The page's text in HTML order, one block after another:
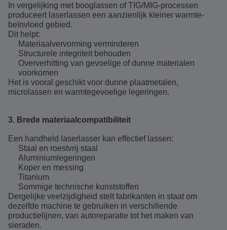
In vergelijking met booglassen of TIG/MIG-processen
produceert laserlassen een aanzienlijk kleiner warmte-
beïnvloed gebied.
Dit helpt:
Materiaalvervorming verminderen
Structurele integriteit behouden
Oververhitting van gevoelige of dunne materialen
voorkomen
Het is vooral geschikt voor dunne plaatmetalen,
microlassen en warmtegevoelige legeringen.
3. Brede materiaalcompatibiliteit
Een handheld laserlasser kan effectief lassen:
Staal en roestvrij staal
Aluminiumlegeringen
Koper en messing
Titanium
Sommige technische kunststoffen
Dergelijke veelzijdigheid stelt fabrikanten in staat om
dezelfde machine te gebruiken in verschillende
productielijnen, van autoreparatie tot het maken van
sieraden.